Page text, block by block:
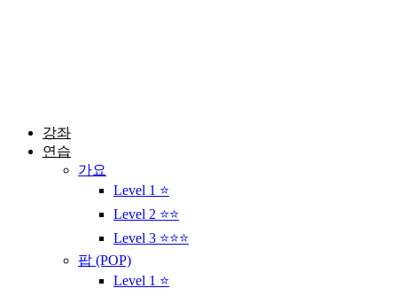
강좌
연습
가요
Level 1 ⭐
Level 2 ⭐⭐
Level 3 ⭐⭐⭐
팝 (POP)
Level 1 ⭐